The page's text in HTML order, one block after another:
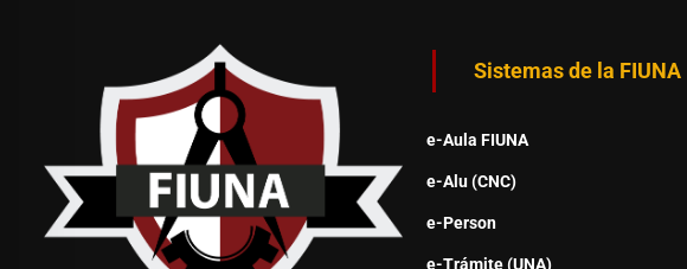
Sistemas de la FIUNA
e-Aula FIUNA
e-Alu (CNC)
e-Person
e-Trámite (UNA)